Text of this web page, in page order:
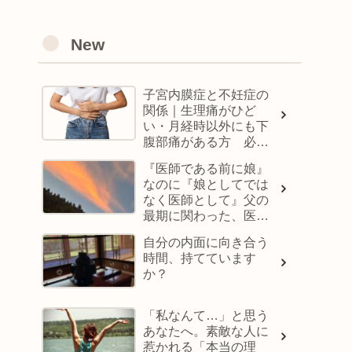
New
子宮内膜症と不妊症の
関係｜生理痛がひど
い・月経時以外にも下
腹部痛がある方 必見
『医師である前に娘』
なのに『娘としてでは
なく医師として』父の
最期に関わった、医師
自分の内面に向き合う
時間、持てています
か？
「私なんて…」と思う
あなたへ。素敵な人に
惹かれる「本当の理